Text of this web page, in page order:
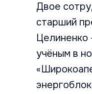
Двое
старший
Целиненко
учёным в